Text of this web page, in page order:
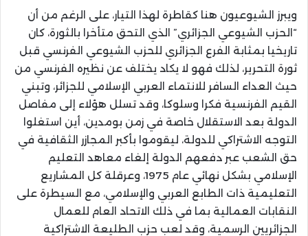
ويبرز الشيوعيون هنا كقاطرة لهذا التيار، على الرغم من أن
“الحزب الشيوعي الجزائري” الذي التحق متأخرا بالثورة، كان
تاريخيا بمثابة الفرع الجزائري للحزب الشيوعي الفرنسي قبل
ثورة التحرير، لذلك فهو لا يكاد يختلف عن نظيره الفرنسي من
حيث العداء السافر للانتماء العربي الإسلامي للجزائر، وتبني
القيم الفرنسية فكرا وسلوكا، وقد تسلل هؤلاء إلى مفاصل
الدولة بعد الاستقلال خاصة في زمن بومدين، أين استغلوا
التوجه الاشتراكي للدولة، ليقوموا بأكبر المجازر الثقافية في
حق الشعب عبر دفعهم الدولة إلغاء معاهد التعليم
الإسلامي بشكل نهائي عام 1975، وعرقلة كل المشاريع
التعليمية ذات الطابع العربي والإسلامي، مع السيطرة على
النقابات العمالية بما في ذلك الاتحاد العام للعمال
الجزائريين الرسمية، وقد لعب حزب الطليعة الاشتراكية